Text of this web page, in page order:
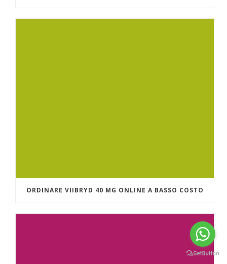
ORDINARE VIIBRYD 40 MG ONLINE A BASSO COSTO